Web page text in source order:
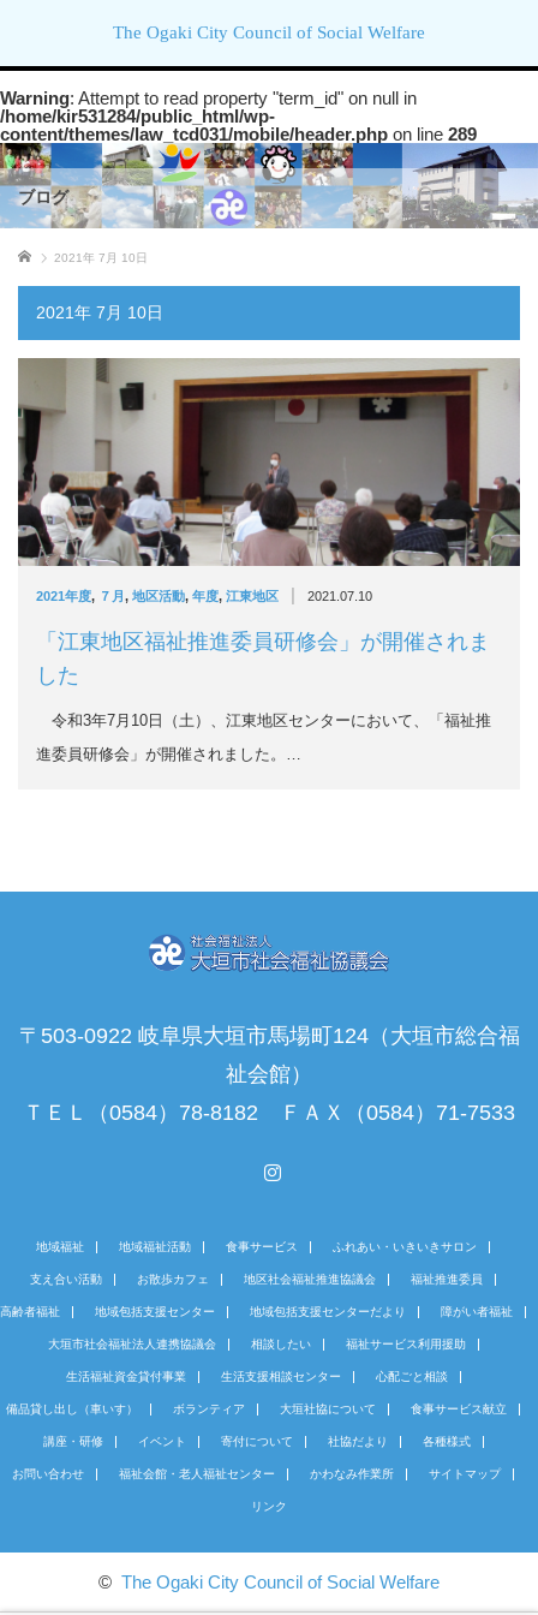
The Ogaki City Council of Social Welfare
Warning: Attempt to read property "term_id" on null in
/home/kir531284/public_html/wp-
content/themes/law_tcd031/mobile/header.php on line 289
ブログ
ホーム 2021年 7月 10日
2021年 7月 10日
2021年度, ７月, 地区活動, 年度, 江東地区 | 2021.07.10
「江東地区福祉推進委員研修会」が開催されま
した
令和3年7月10日（土）、江東地区センターにおいて、「福祉推
進委員研修会」が開催されました。…
〒503-0922 岐阜県大垣市馬場町124（大垣市総合福
祉会館）
ＴＥＬ（0584）78-8182 ＦＡＸ（0584）71-7533
地域福祉 地域福祉活動 食事サービス ふれあい・いきいきサロン
支え合い活動 お散歩カフェ 地区社会福祉推進協議会 福祉推進委員
高齢者福祉 地域包括支援センター 地域包括支援センターだより 障がい者福祉
大垣市社会福祉法人連携協議会 相談したい 福祉サービス利用援助
生活福祉資金貸付事業 生活支援相談センター 心配ごと相談
備品貸し出し（車いす） ボランティア 大垣社協について 食事サービス献立
講座・研修 イベント 寄付について 社協だより 各種様式
お問い合わせ 福祉会館・老人福祉センター かわなみ作業所 サイトマップ
リンク
© The Ogaki City Council of Social Welfare